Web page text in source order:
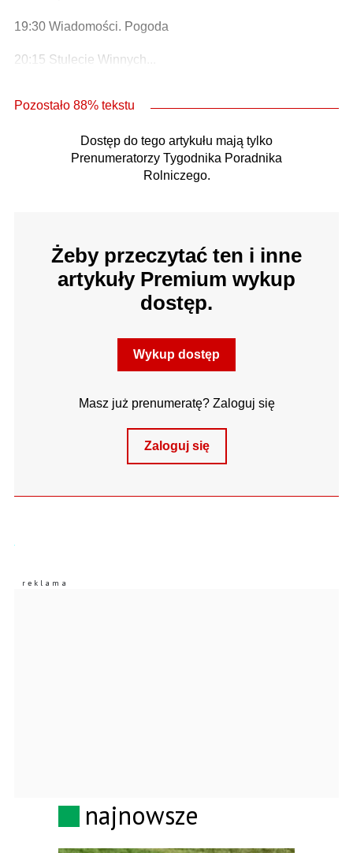
19:30 Wiadomości. Pogoda
20:15 Stulecie Winnych...
Pozostało 88% tekstu
Dostęp do tego artykułu mają tylko
Prenumeratorzy Tygodnika Poradnika
Rolniczego.
Żeby przeczytać ten i inne
artykuły Premium wykup
dostęp.
Wykup dostęp
Masz już prenumeratę? Zaloguj się
Zaloguj się
najnowsze